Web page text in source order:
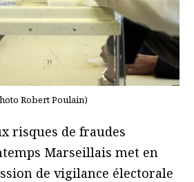
Robert Poulain)
risques de fraudes
Marseillais met en
de vigilance électorale